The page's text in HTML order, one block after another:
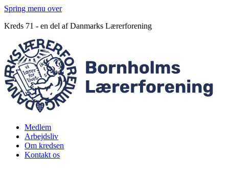
Spring menu over
Kreds 71 - en del af Danmarks Lærerforening
Medlem
Arbejdsliv
Om kredsen
Kontakt os